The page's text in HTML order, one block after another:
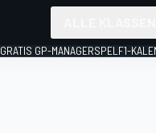
GRATIS GP-MANAGERSPEL F1-